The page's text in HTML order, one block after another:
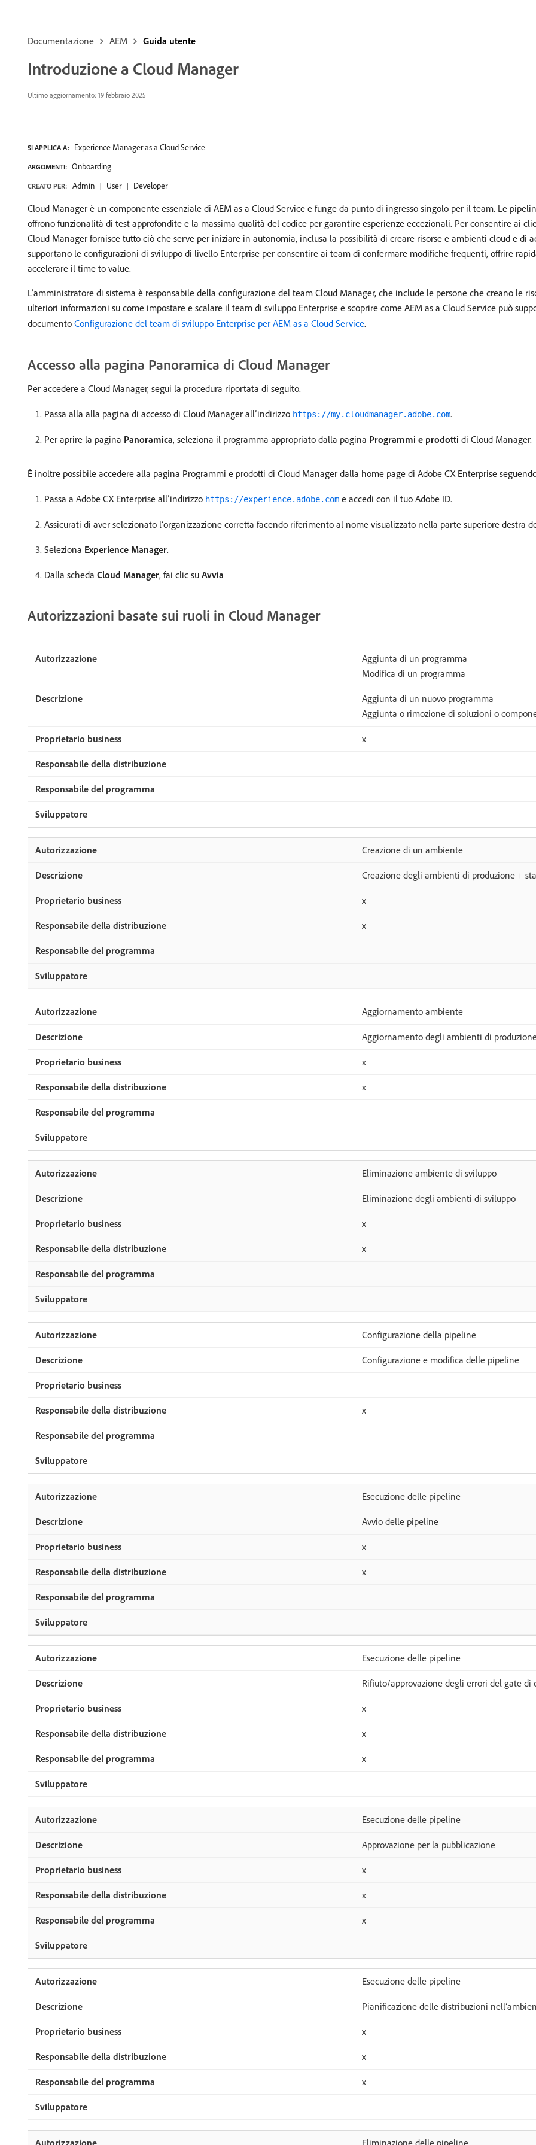
Documentazione AEM Guida utente
Introduzione a Cloud Manager
Ultimo aggiornamento: 19 febbraio 2025
SI APPLICA A: Experience Manager as a Cloud Service
ARGOMENTI: Onboarding
CREATO PER: Admin User Developer
Cloud Manager è un componente essenziale di AEM as a Cloud Service e funge da punto di ingresso singolo per il team. Le
offrono funzionalità di test approfondite e la massima qualità del codice per garantire esperienze eccezionali. Per consentire ai
Cloud Manager fornisce tutto ciò che serve per iniziare in autonomia, inclusa la possibilità di creare risorse e ambienti cloud e di
supportano le configurazioni di sviluppo di livello Enterprise per consentire ai team di confermare modifiche frequenti, offrire
accelerare il time to value.
L’amministratore di sistema è responsabile della configurazione del team Cloud Manager, che include le persone che creano le
ulteriori informazioni su come impostare e scalare il team di sviluppo Enterprise e scoprire come AEM as a Cloud Service può
documento Configurazione del team di sviluppo Enterprise per AEM as a Cloud Service.
Accesso alla pagina Panoramica di Cloud Manager
Per accedere a Cloud Manager, segui la procedura riportata di seguito.
Passa alla alla pagina di accesso di Cloud Manager all’indirizzo https://my.cloudmanager.adobe.com.
Per aprire la pagina Panoramica, seleziona il programma appropriato dalla pagina Programmi e prodotti di Cloud Manager.
È inoltre possibile accedere alla pagina Programmi e prodotti di Cloud Manager dalla home page di Adobe CX Enterprise
Passa a Adobe CX Enterprise all’indirizzo https://experience.adobe.com e accedi con il tuo Adobe ID.
Assicurati di aver selezionato l’organizzazione corretta facendo riferimento al nome visualizzato nella parte superiore destra
Seleziona Experience Manager.
Dalla scheda Cloud Manager, fai clic su Avvia
Autorizzazioni basate sui ruoli in Cloud Manager
Aggiunta di un programma
Modifica di un programma
Aggiunta di un nuovo programma
Aggiunta o rimozione di soluzioni o
x
Creazione di un ambiente
Creazione degli ambienti di produzione +
x
x
Aggiornamento ambiente
Aggiornamento degli ambienti di
x
x
Eliminazione ambiente di sviluppo
Eliminazione degli ambienti di sviluppo
x
x
Configurazione della pipeline
Configurazione e modifica delle pipeline
x
Esecuzione delle pipeline
Avvio delle pipeline
x
x
Esecuzione delle pipeline
Rifiuto/approvazione degli errori del gate di
x
x
x
Esecuzione delle pipeline
Approvazione per la pubblicazione
x
x
x
Esecuzione delle pipeline
Pianificazione delle distribuzioni
x
x
x
Eliminazione delle pipeline